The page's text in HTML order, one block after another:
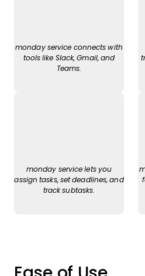
monday service connects with
tools like Slack, Gmail, and
Teams.
monday service lets you
assign tasks, set deadlines, and
track subtasks.